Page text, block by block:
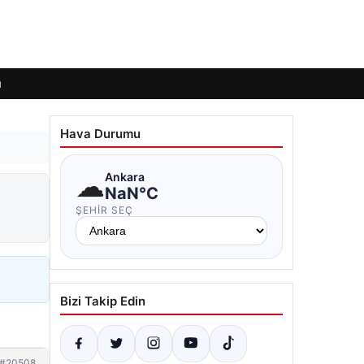
Hava Durumu
☁Ankara
NaN°C
ŞEHIR SEÇ
Bizi Takip Edin